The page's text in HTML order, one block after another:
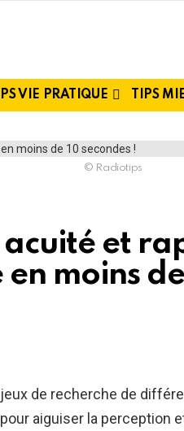
VIE PRATIQUE TIPS
© Radiotips
acuité et
moins
de recherche de
aiguiser la perception